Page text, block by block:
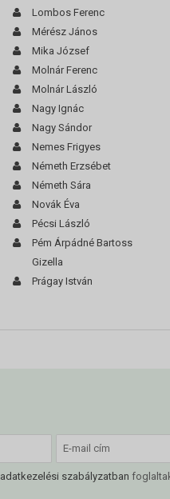
Lombos Ferenc
Mérész János
Mika József
Molnár Ferenc
Molnár László
Nagy Ignác
Nagy Sándor
Nemes Frigyes
Németh Erzsébet
Németh Sára
Novák Éva
Pécsi László
Pém Árpádné Bartoss
Gizella
Prágay István
adatkezelési szabályzatban